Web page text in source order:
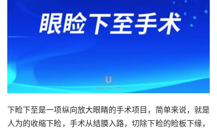
下睑下至是一项纵向放大眼睛的手术项目，简单来说，就是
人为的收缩下睑，手术从结膜入路，切除下睑的睑板下缘，